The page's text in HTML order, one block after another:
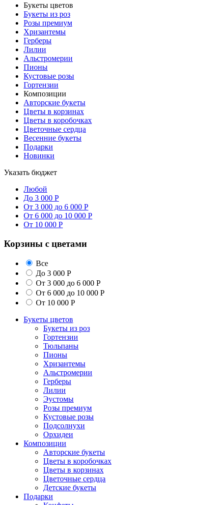
Букеты цветов
Букеты из роз
Розы премиум
Хризантемы
Герберы
Лилии
Альстромерии
Пионы
Кустовые розы
Гортензии
Композиции
Авторские букеты
Цветы в корзинах
Цветы в коробочках
Цветочные сердца
Весенние букеты
Подарки
Новинки
Указать бюджет
Любой
До 3 000 Р
От 3 000 до 6 000 Р
От 6 000 до 10 000 Р
От 10 000 Р
Корзины с цветами
Все
До 3 000 Р
От 3 000 до 6 000 Р
От 6 000 до 10 000 Р
От 10 000 Р
Букеты цветов
Букеты из роз
Гортензии
Тюльпаны
Пионы
Хризантемы
Альстромерии
Герберы
Лилии
Эустомы
Розы премиум
Кустовые розы
Подсолнухи
Орхидеи
Композиции
Авторские букеты
Цветы в коробочках
Цветы в корзинах
Цветочные сердца
Детские букеты
Подарки